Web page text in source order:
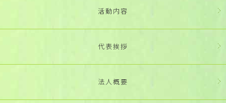
活動内容
代表挨拶
法人概要